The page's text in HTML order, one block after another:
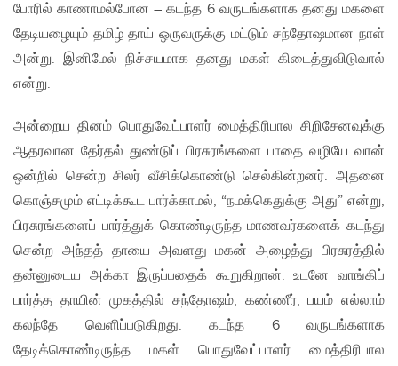
போரில் காணாமல்போன – கடந்த 6 வருடங்களாக தனது மகளை
தேடியழையும் தமிழ் தாய் ஒருவருக்கு மட்டும் சந்தோஷமான நாள்
அன்று. இனிமேல் நிச்சயமாக தனது மகள் கிடைத்துவிடுவால்
என்று.
அன்றைய தினம் பொதுவேட்பாளர் மைத்திரிபால சிறிசேனவுக்கு
ஆதரவான தேர்தல் துண்டுப் பிரசுரங்களை பாதை வழியே வான்
ஒன்றில் சென்ற சிலர் வீசிக்கொண்டு செல்கின்றனர். அதனை
கொஞ்சமும் எட்டிக்கூட பார்க்காமல், “நமக்கெதுக்கு அது” என்று,
பிரசுரங்களைப் பார்த்துக் கொண்டிருந்த மாணவர்களைக் கடந்து
சென்ற அந்தத் தாயை அவளது மகன் அழைத்து பிரசுரத்தில்
தன்னுடைய அக்கா இருப்பதைக் கூறுகிறான். உடனே வாங்கிப்
பார்த்த தாயின் முகத்தில் சந்தோஷம், கண்ணீர், பயம் எல்லாம்
கலந்தே வெளிப்படுகிறது. கடந்த 6 வருடங்களாக
தேடிக்கொண்டிருந்த மகள் பொதுவேட்பாளர் மைத்திரிபால